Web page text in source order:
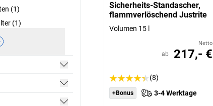
(1)
(1)
Sicherheits-Standascher,
flammverlöschend Justrite
Volumen 15 l
Netto
ab 217,- €
(8)
+Bonus 3-4 Werktage